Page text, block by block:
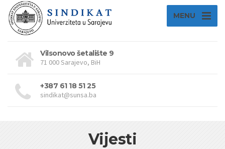
MENU
Vilsonovo šetalište 9
71 000 Sarajevo, BiH
+387 61 18 51 25
sindikat@sunsa.ba
Vijesti